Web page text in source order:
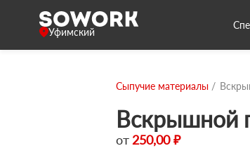
Уфимский
Сыпучие материалы
Вскрышной
от 250,00 ₽